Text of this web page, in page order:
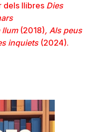
dels llibres Dies
llum(2018), Als peus
inquiets(2024).